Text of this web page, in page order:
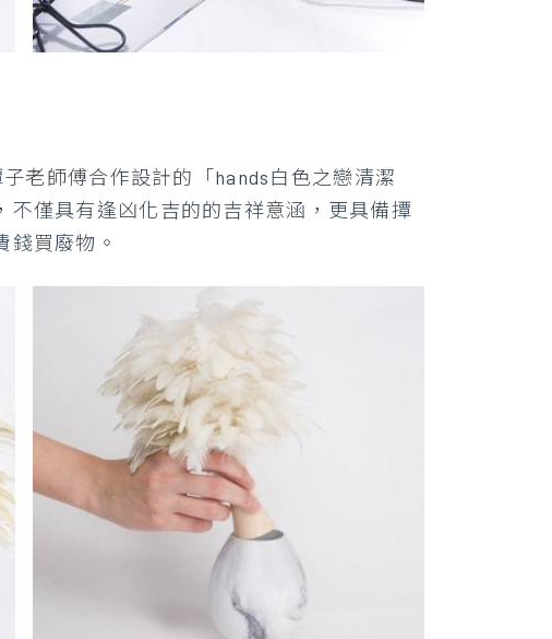
老師傅合作設計的「hands白色之戀清潔
僅具有逢凶化吉的的吉祥意涵，更具備撢
錢買廢物。